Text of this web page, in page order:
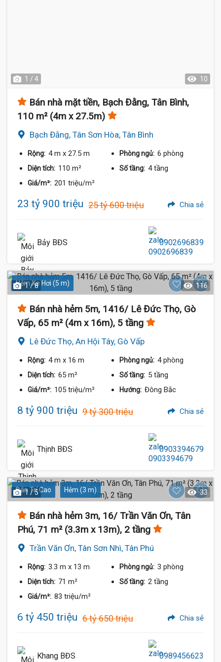
1 / 4 10
Bán nhà mặt tiền, Bạch Đằng, Tân Bình,
110 m² (4m x 27.5m)
Bạch Đằng, Tân Sơn Hòa, Tân Bình
Rộng: 4 m x 27.5 m Phòng ngủ: 6 phòng
Diện tích: 110 m² Số tầng: 4 tầng
Giá/m²: 201 triệu/m²
23 tỷ 900 triệu 25 tỷ 600 triệu Chia sẻ
Bảy BĐS 0902696839
Hẻm Xe Hơi (5 m)
1 / 8 116
Bán nhà hẻm 5m, 1416/ Lê Đức Thọ, Gò
Vấp, 65 m² (4m x 16m), 5 tầng
Lê Đức Thọ, An Hội Tây, Gò Vấp
Rộng: 4 m x 16 m Phòng ngủ: 4 phòng
Diện tích: 65 m² Số tầng: 5 tầng
Giá/m²: 105 triệu/m² Hướng: Đông Bắc
8 tỷ 900 triệu 9 tỷ 300 triệu Chia sẻ
Thịnh BĐS 0903394679
Dân Trí Cao Hẻm (3 m)
1 / 5 33
Bán nhà hẻm 3m, 16/ Trần Văn Ơn, Tân
Phú, 71 m² (3.3m x 13m), 2 tầng
Trần Văn Ơn, Tân Sơn Nhì, Tân Phú
Rộng: 3.3 m x 13 m Phòng ngủ: 3 phòng
Diện tích: 71 m² Số tầng: 2 tầng
Giá/m²: 83 triệu/m²
6 tỷ 450 triệu 6 tỷ 650 triệu Chia sẻ
Khang BĐS 0989456623